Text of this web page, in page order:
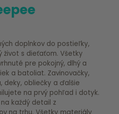
doplnkov do postieľky,
život s dieťaťom. Všetky
pre pokojný, dlhý a
a batoliat. Zavinovačky,
deky, obliečky a ďalšie
na prvý pohľad i dotyk.
každý detail z
na trhu. Všetky materiály